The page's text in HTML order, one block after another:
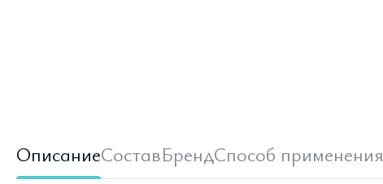
ОписаниеСоставБрендСпособ применения